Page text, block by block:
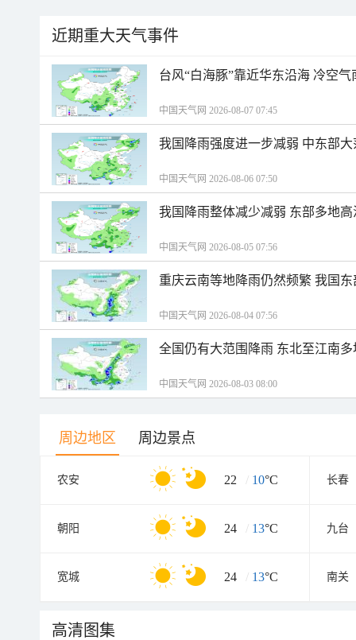
近期重大天气事件
台风“白海豚”靠近华东沿海 冷空
中国天气网 2026-08-07 07:45
我国降雨强度进一步减弱 中东部
中国天气网 2026-08-06 07:50
我国降雨整体减少减弱 东部多地
中国天气网 2026-08-05 07:56
重庆云南等地降雨仍然频繁 我国
中国天气网 2026-08-04 07:56
全国仍有大范围降雨 东北至江南
中国天气网 2026-08-03 08:00
周边地区 周边景点
农安 22 / 10°C 长春
朝阳 24 / 13°C 九台
宽城 24 / 13°C 南关
高清图集